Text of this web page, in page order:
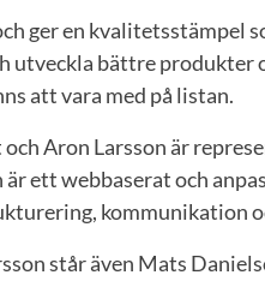
ger en kvalitetsstämpel
utveckla bättre produkter
att vara med på listan.
Aron Larsson är
ett webbaserat och
kommunikation
står även Mats